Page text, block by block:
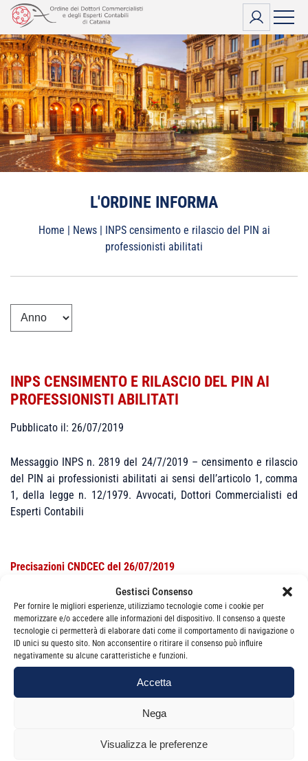
Gestisci Consenso
Per fornire le migliori esperienze, utilizziamo tecnologie come i cookie per
memorizzare e/o accedere alle informazioni del dispositivo. Il consenso a queste
tecnologie ci permetterà di elaborare dati come il comportamento di navigazione o
ID unici su questo sito. Non acconsentire o ritirare il consenso può influire
negativamente su alcune caratteristiche e funzioni.
Accetta
Nega
Visualizza le preferenze
Vai
contenuto
L'ORDINE INFORMA
Home | News| INPS censimento e rilascio del PIN ai
professionisti abilitati
INPS CENSIMENTO E RILASCIO DEL PIN AI
PROFESSIONISTI ABILITATI
Pubblicato il: 26/07/2019
Messaggio INPS n. 2819 del 24/7/2019 – censimento e rilascio
del PIN ai professionisti abilitati ai sensi dell’articolo 1, comma
1, della legge n. 12/1979. Avvocati, Dottori Commercialisti ed
Esperti Contabili
Precisazioni CNDCEC del 26/07/2019
Categorie